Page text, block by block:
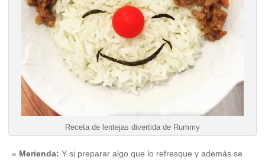
Receta de lentejas divertida de Rummy
Merienda: Y si preparar algo que lo refresque y además se